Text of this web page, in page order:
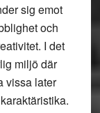
sig emot
och
I det
miljö där
vissa later